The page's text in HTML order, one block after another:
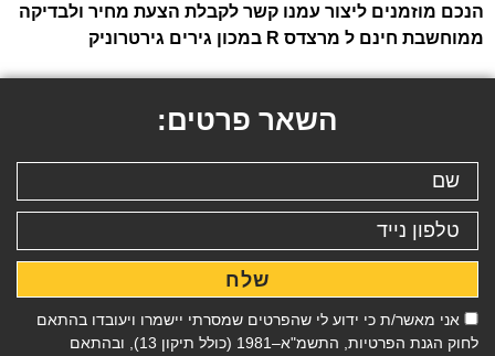
הנכם מוזמנים ליצור עמנו קשר לקבלת הצעת מחיר ולבדיקה
ממוחשבת חינם ל מרצדס R במכון גירים גירטרוניק
השאר פרטים:
אני מאשר/ת כי ידוע לי שהפרטים שמסרתי יישמרו ויעובדו בהתאם
לחוק הגנת הפרטיות, התשמ"א–1981 (כולל תיקון 13), ובהתאם
שלח